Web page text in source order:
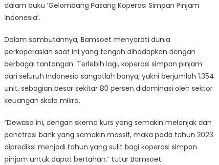
dalam buku ‘Gelombang Pasang Koperasi Simpan Pinjam
Indonesia’.
Dalam sambutannya, Bamsoet menyoroti dunia
perkoperasian saat ini yang tengah dihadapkan dengan
berbagai tantangan. Terlebih lagi, koperasi simpan pinjam
dari seluruh Indonesia sangatlah banya, yakni berjumlah 1.354
unit, sebagian besar sekitar 80 persen didominasi oleh sektor
keuangan skala mikro.
“Dewasa ini, dengan skema kurs yang semakin melonjak dan
penetrasi bank yang semakin massif, maka pada tahun 2023
diprediksi menjadi tahun yang sulit bagi koperasi simpan
pinjam untuk dapat bertahan,” tutur Bamsoet.